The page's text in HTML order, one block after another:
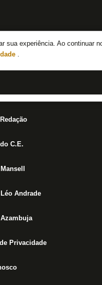
sua experiência. Ao continuar
.
Botafogo
C.E.
Andrade
Privacidade
o Botafogo